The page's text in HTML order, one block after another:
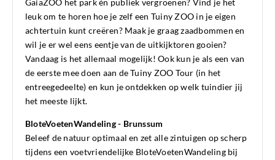
GaiaZOO het park én publiek vergroenen? Vind je het
leuk om te horen hoe je zelf een Tuiny ZOO in je eigen
achtertuin kunt creëren? Maak je graag zaadbommen en
wil je er wel eens eentje van de uitkijktoren gooien?
Vandaag is het allemaal mogelijk! Ook kun je als een van
de eerste mee doen aan de Tuiny ZOO Tour (in het
entreegedeelte) en kun je ontdekken op welk tuindier jij
het meeste lijkt.
BloteVoetenWandeling - Brunssum
Beleef de natuur optimaal en zet alle zintuigen op scherp
tijdens een voetvriendelijke BloteVoetenWandeling bij